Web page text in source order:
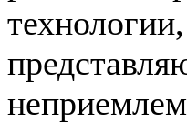
технологии,